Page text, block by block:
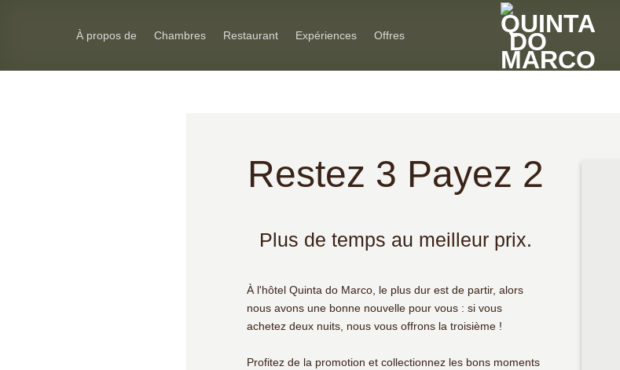
À propos de Chambres Restaurant Expériences Offres
Restez 3 Payez 2
Plus de temps au meilleur prix.
À l'hôtel Quinta do Marco, le plus dur est de partir, alors
nous avons une bonne nouvelle pour vous : si vous
achetez deux nuits, nous vous offrons la troisième !
Profitez de la promotion et collectionnez les bons moments